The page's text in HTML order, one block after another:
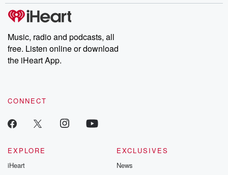
Music, radio and podcasts, all
free. Listen online or download
the iHeart App.
CONNECT
EXPLORE
iHeart
EXCLUSIVES
News